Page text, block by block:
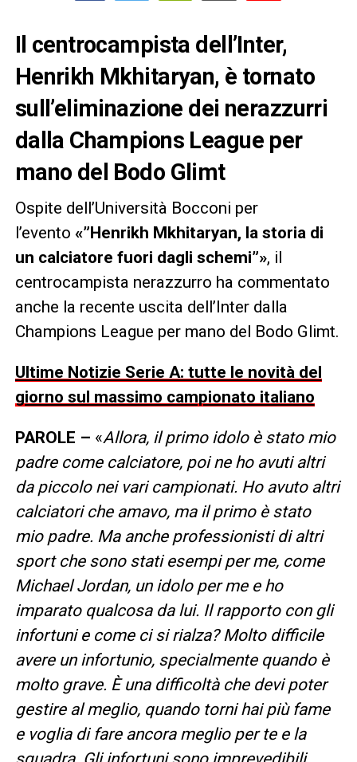
Il centrocampista dell’Inter,
Henrikh Mkhitaryan, è tornato
sull’eliminazione dei nerazzurri
dalla Champions League per
mano del Bodo Glimt
Ospite dell’Università Bocconi per
l’evento «”Henrikh Mkhitaryan, la storia di
un calciatore fuori dagli schemi”», il
centrocampista nerazzurro ha commentato
anche la recente uscita dell’Inter dalla
Champions League per mano del Bodo Glimt.
Ultime Notizie Serie A: tutte le novità del
giorno sul massimo campionato italiano
PAROLE – «Allora, il primo idolo è stato mio
padre come calciatore, poi ne ho avuti altri
da piccolo nei vari campionati. Ho avuto altri
calciatori che amavo, ma il primo è stato
mio padre. Ma anche professionisti di altri
sport che sono stati esempi per me, come
Michael Jordan, un idolo per me e ho
imparato qualcosa da lui. Il rapporto con gli
infortuni e come ci si rialza? Molto difficile
avere un infortunio, specialmente quando è
molto grave. È una difficoltà che devi poter
gestire al meglio, quando torni hai più fame
e voglia di fare ancora meglio per te e la